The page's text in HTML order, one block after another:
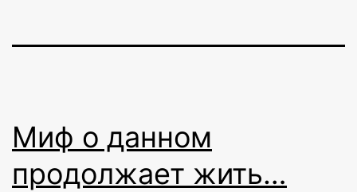
Миф о данном
продолжает жить…